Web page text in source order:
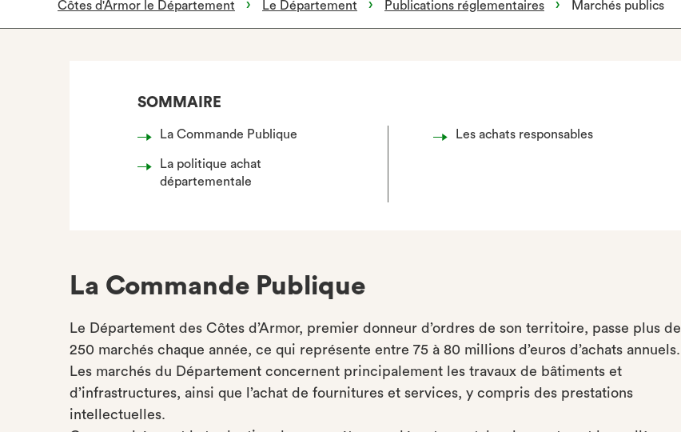
Côtes d'Armor le Département Le Département Publications réglementaires Marchés publics
SOMMAIRE
La Commande Publique
La politique achat
départementale
Les achats responsables
La Commande Publique
Le Département des Côtes d’Armor, premier donneur d’ordres de son territoire, passe plus de
250 marchés chaque année, ce qui représente entre 75 à 80 millions d’euros d’achats annuels.
Les marchés du Département concernent principalement les travaux de bâtiments et
d’infrastructures, ainsi que l’achat de fournitures et services, y compris des prestations
intellectuelles.